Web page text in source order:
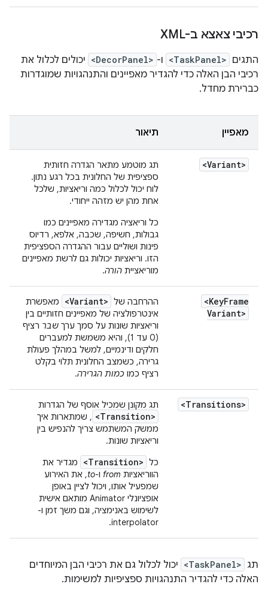
רכיבי צאצא ב-XML
התגים <TaskPanel> ו- <DecorPanel> יכולים לכלול את
רכיבי הבן האלה כדי להגדיר מאפיינים והתנהגויות שמוגדרות
כברירת מחדל.
מאפיין תיאור
<Variant>
תג מוטמע מתאר הגדרה חזותית
ספציפית של החלונית בכל רגע נתון.
לוח יכול לכלול כמה וריאציות, שלכל
אחת מהן יש מזהה ייחודי.
כל וריאציה מגדירה מאפיינים כמו
גבולות, חשיפה, שכבה, אלפא, רדיוס
פינות ושוליים עבור ההגדרה הספציפית
הזו. וריאציות יכולות גם לרשת מאפיינים
מוריאציית הורה.
<KeyFrame
Variant>
ההרחבה של <Variant>
מאפשרת
אינטרפולציה של מאפיינים חזותיים בין
וריאציות שונות על סמך ערך שבר רציף
(0 עד 1), והיא משמשת למעברים
חלקים ודינמיים, למשל במהלך פעולת
גרירה, כשמצב החלונית תלוי בקלט
רציף כמו כמות הגרירה.
<Transitions> תג מקונן שמכיל אוסף של הגדרות
<Transition> , שמתארות איך
ממשק המשתמש צריך להנפיש בין
וריאציות שונות.
כל <Transition>
מגדיר את
הווריאציות from ו-to, את האירוע
שמפעיל אותו, ויכול לציין באופן
אופציונלי Animator מותאם אישית
לשימוש באנימציה, וגם משך זמן ו-
interpolator.
תג <TaskPanel> יכול לכלול גם את רכיבי הבן המיוחדים
האלה כדי להגדיר התנהגויות ספציפיות למשימות.